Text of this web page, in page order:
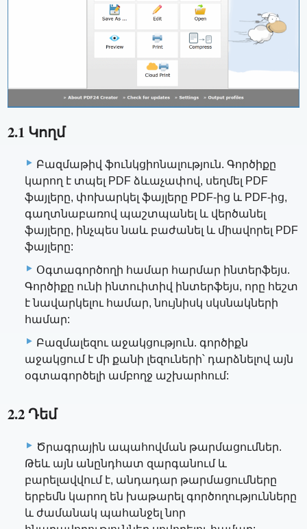
2.1 Կողմ
Բազմաթիվ ֆունկցիոնալություն. Գործիքը
կարող է տպել PDF ձևաչափով, սեղմել PDF
ֆայլերը, փոխարկել ֆայլերը PDF-ից և PDF-ից,
գաղտնաբառով պաշտպանել և վերծանել
ֆայլերը, ինչպես նաև բաժանել և միավորել PDF
ֆայլերը:
Օգտագործողի համար հարմար ինտերֆեյս.
Գործիքը ունի ինտուիտիվ ինտերֆեյս, որը հեշտ
է նավարկելու համար, նույնիսկ սկսնակների
համար:
Բազմալեզու աջակցություն. գործիքն
աջակցում է մի քանի լեզուների՝ դարձնելով այն
օգտագործելի ամբողջ աշխարհում:
2.2 Դեմ
Ծրագրային ապահովման թարմացումներ.
Թեև այն անընդհատ զարգանում և
բարելավվում է, անդադար թարմացումները
երբեմն կարող են խաթարել գործողությունները
և ժամանակ պահանջել նոր